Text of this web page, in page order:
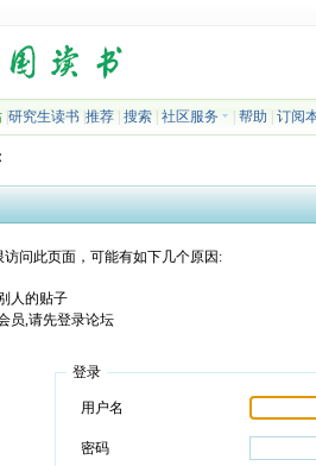
| 研究生读书| 推荐| 搜索| 社区服务 帮助 订阅
问此页面，可能有如下几个原因:
人的贴子
员,请先登录论坛
登录
用户名
密码